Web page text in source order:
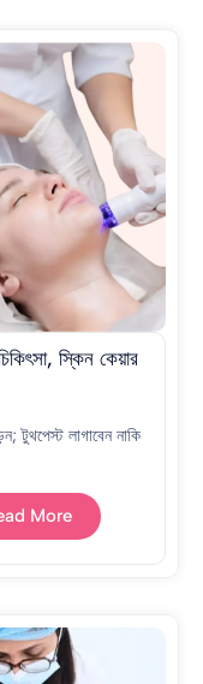
স্কিন কেয়ার
টুথপেস্ট লাগাবেন নাকি
More